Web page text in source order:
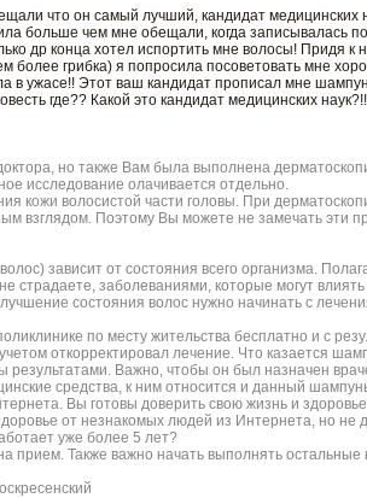
что он самый лучший, кандидат медицинских
больше чем мне обещали, когда записывалась
др конца хотел испортить мне волосы! Придя к
более грибка) я попросила посоветовать мне
ужасе!! Этот ваш кандидат прописал мне
где?? Какой это кандидат медицинских
но также Вам была выполнена
исследование олачивается отдельно.
кожи волосистой части головы. При
взглядом. Поэтому Вы можете не замечать эти
зависит от состояния всего организма.
заболеваниями, которые могут влиять
состояния волос нужно начинать с
по месту жительства бесплатно и с
откорректировал лечение. Что казается
результатами. Важно, чтобы он был назначен
средства, к ним относится и данный
Вы готовы доверить свою жизнь и
от незнакомых людей из Интернета, но не
уже более 5 лет?
прием. Также важно начать выполнять остальные